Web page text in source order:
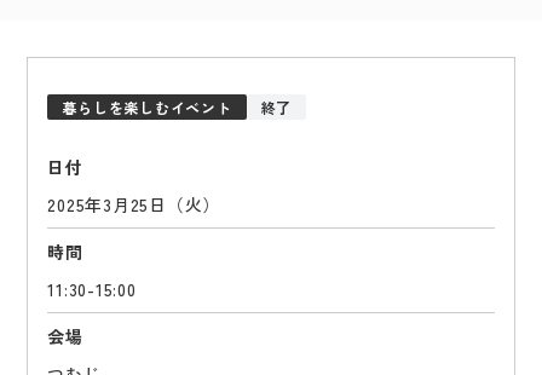
暮らしを楽しむイベント 終了
日付
2025年3月25日（火）
時間
11:30-15:00
会場